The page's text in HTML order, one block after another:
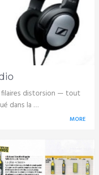
filaires distorsion — tout
dans la …
MORE